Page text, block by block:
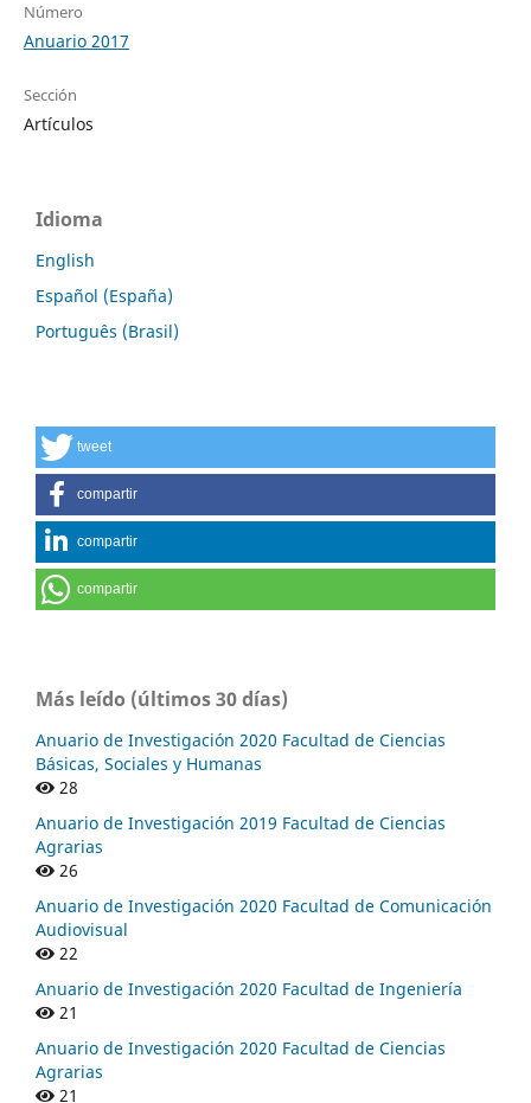
Número
Anuario 2017
Sección
Artículos
Idioma
English
Español (España)
Português (Brasil)
tweet
compartir
compartir
compartir
Más leído (últimos 30 días)
Anuario de Investigación 2020 Facultad de Ciencias
Básicas, Sociales y Humanas
28
Anuario de Investigación 2019 Facultad de Ciencias
Agrarias
26
Anuario de Investigación 2020 Facultad de Comunicación
Audiovisual
22
Anuario de Investigación 2020 Facultad de Ingeniería
21
Anuario de Investigación 2020 Facultad de Ciencias
Agrarias
21